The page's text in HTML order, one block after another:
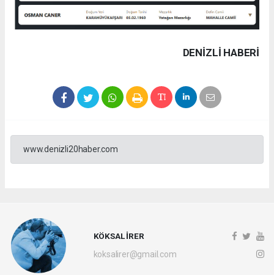
DENIZLI HABERİ
www.denizli20haber.com
KÖKSAL İRER
koksalirer@gmail.com